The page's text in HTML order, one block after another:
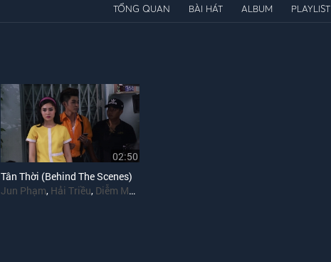
TỔNG QUAN BÀI HÁT ALBUM PLAYLIST
02:50
Tân Thời (Behind The Scenes)
Jun Phạm, Hải Triều, Diễm My 9x